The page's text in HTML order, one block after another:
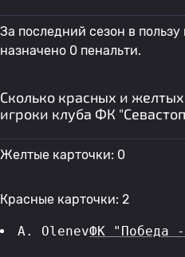
За последний сезон в
назначено 0 пенальти.
Сколько красных и
игроки клуба ФК
Желтые карточки: 0
Красные карточки: 2
A. OlenevФК "Победа